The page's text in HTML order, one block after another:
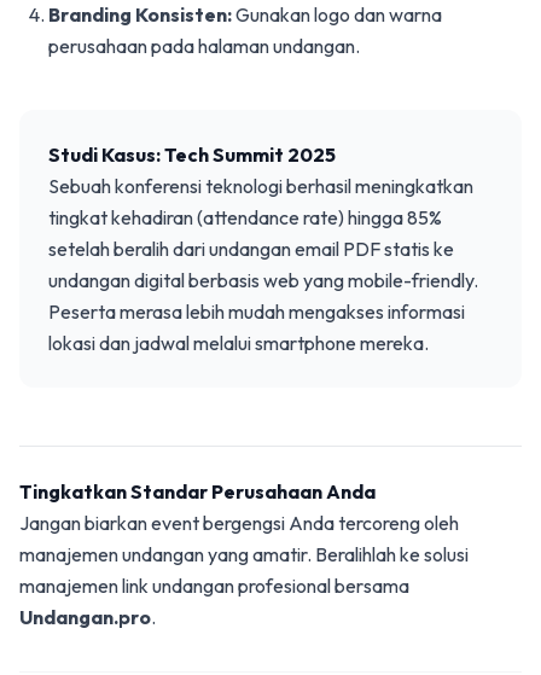
Branding Konsisten:Gunakan logo dan warna
perusahaan pada halaman undangan.
Studi Kasus: Tech Summit 2025
Sebuah konferensi teknologi berhasil meningkatkan
tingkat kehadiran (attendance rate) hingga 85%
setelah beralih dari undangan email PDF statis ke
undangan digital berbasis web yang mobile-friendly.
Peserta merasa lebih mudah mengakses informasi
lokasi dan jadwal melalui smartphone mereka.
Tingkatkan Standar Perusahaan Anda
Jangan biarkan event bergengsi Anda tercoreng oleh
manajemen undangan yang amatir. Beralihlah ke solusi
manajemen link undangan profesional bersama
Undangan.pro.